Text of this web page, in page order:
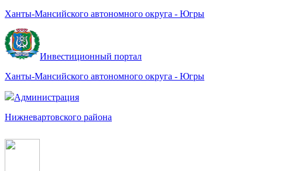
Ханты-Мансийского автономного округа - Югры
Инвестиционный портал
Ханты-Мансийского автономного округа - Югры
Администрация
Нижневартовского района